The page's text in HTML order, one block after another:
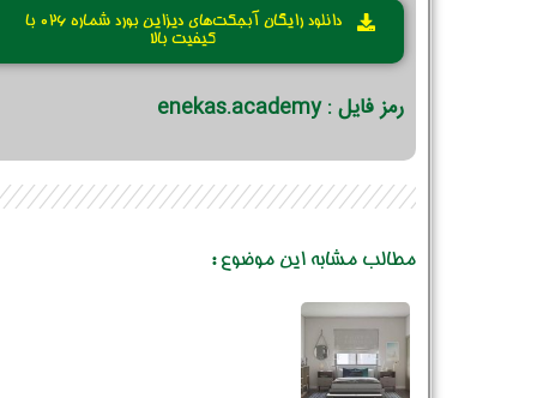
دانلود رایگان آبجکت‌های دیزاین بورد شماره 026 با
کیفیت بالا
رمز فایل : enekas.academy
مطالب مشابه این موضوع :